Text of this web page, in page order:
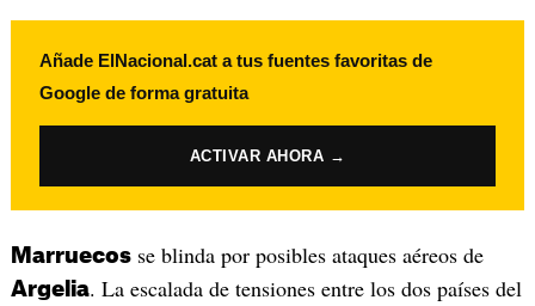
Añade ElNacional.cat a tus fuentes favoritas de
Google de forma gratuita
ACTIVAR AHORA →
Marruecosse blinda por posibles ataques aéreos de
Argelia. La escalada de tensiones entre los dos países del